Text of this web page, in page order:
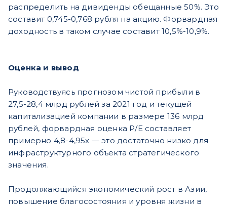
распределить на дивиденды обещанные 50%. Это
составит 0,745-0,768 рубля на акцию. Форвардная
доходность в таком случае составит 10,5%-10,9%.
Оценка и вывод
Руководствуясь прогнозом чистой прибыли в
27,5-28,4 млрд рублей за 2021 год и текущей
капитализацией компании в размере 136 млрд
рублей, форвардная оценка Р/E составляет
примерно 4,8-4,95х — это достаточно низко для
инфраструктурного объекта стратегического
значения.
Продолжающийся экономический рост в Азии,
повышение благосостояния и уровня жизни в